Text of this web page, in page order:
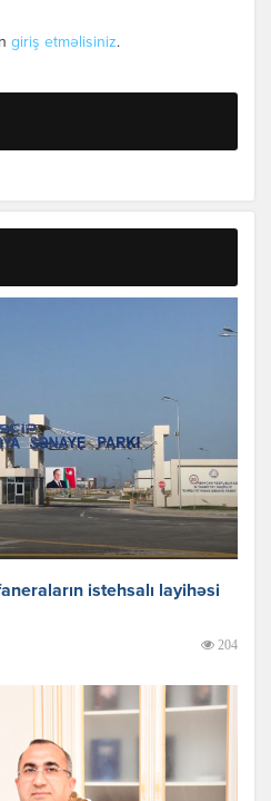
giriş etməlisiniz.
istehsalı layihəsi
204